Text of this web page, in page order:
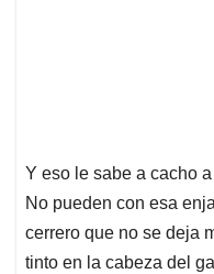
Y eso le sabe a cacho
No pueden con esa
cerrero que no se deja
tinto en la cabeza del